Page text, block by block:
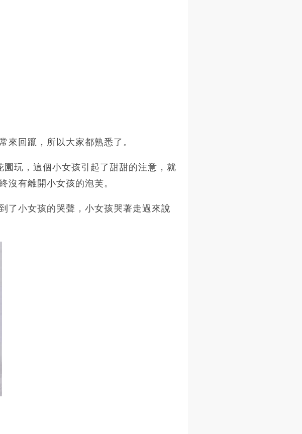
來回躥，所以大家都熟悉了。
玩，這個小女孩引起了甜甜的注意，就
沒有離開小女孩的泡芙。
了小女孩的哭聲，小女孩哭著走過來說